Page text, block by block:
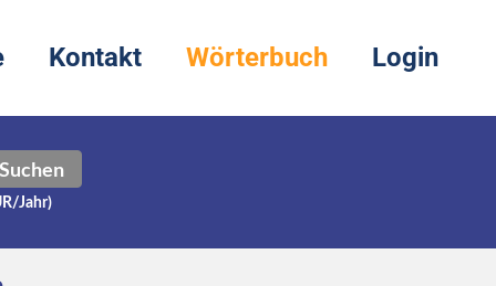
Kontakt Wörterbuch Login
Suchen
Jahr)